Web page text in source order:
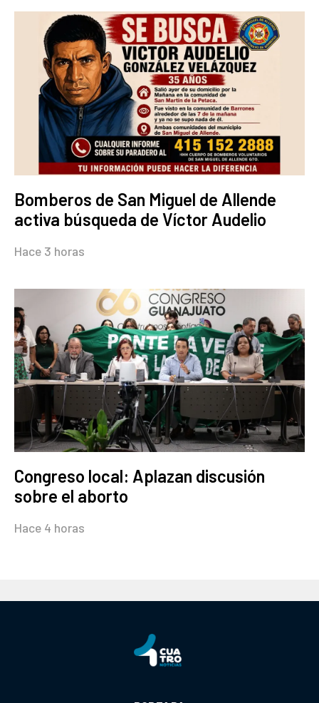
Bomberos de San Miguel de Allende
activa búsqueda de Víctor Audelio
Hace 3 horas
Congreso local: Aplazan discusión
sobre el aborto
Hace 4 horas